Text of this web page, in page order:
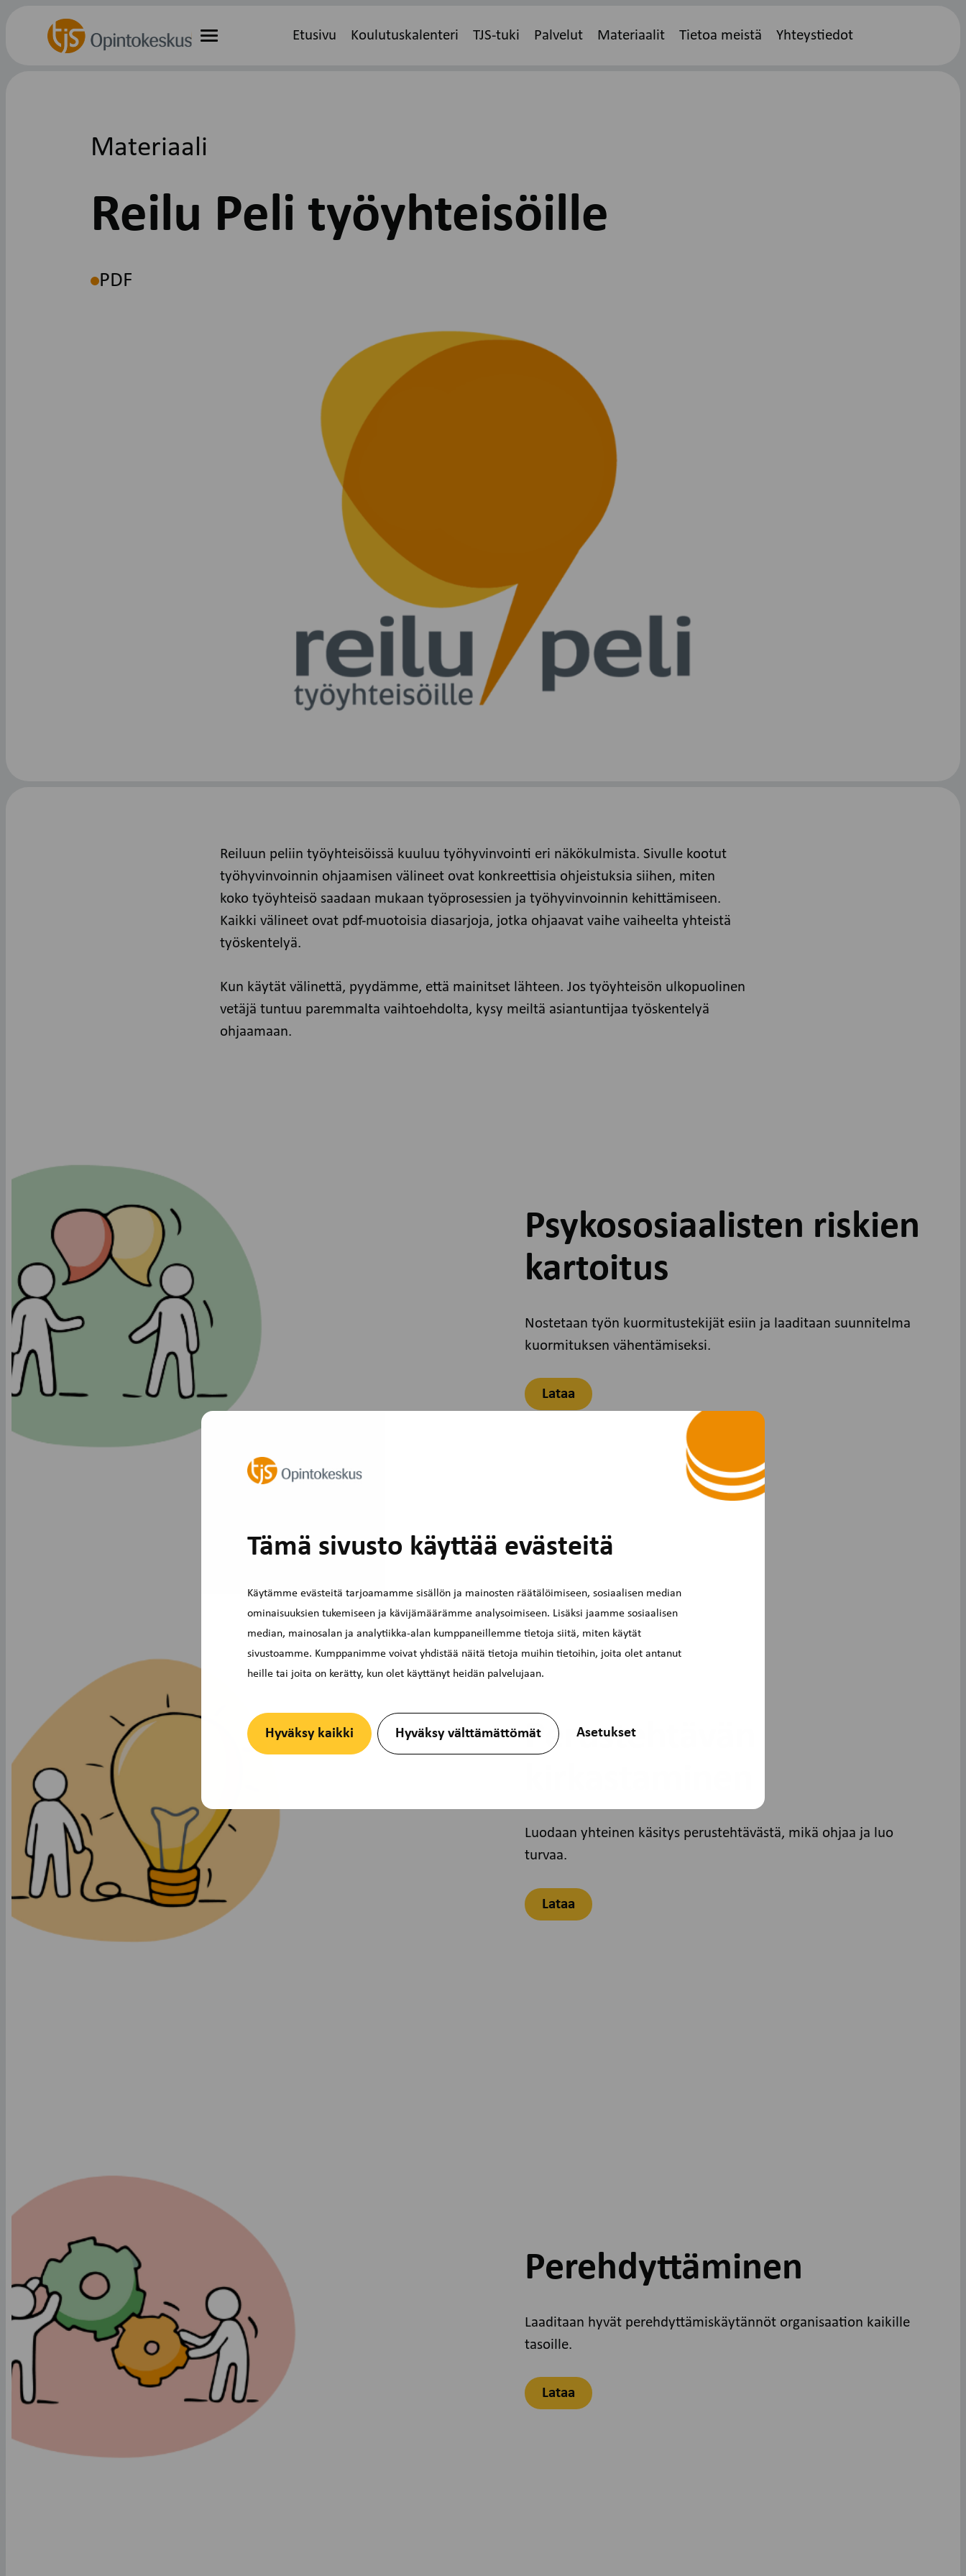
Tämä sivusto käyttää evästeitä
Käytämme evästeitä tarjoamamme sisällön ja mainosten räätälöimiseen, sosiaalisen median
ominaisuuksien tukemiseen ja kävijämäärämme analysoimiseen. Lisäksi jaamme sosiaalisen
median, mainosalan ja analytiikka-alan kumppaneillemme tietoja siitä, miten käytät
sivustoamme. Kumppanimme voivat yhdistää näitä tietoja muihin tietoihin, joita olet antanut
heille tai joita on kerätty, kun olet käyttänyt heidän palvelujaan.
Hyväksy kaikki Hyväksy välttämättömät Asetukset
sisältöönEtusivu
Valikko
Etusivu Koulutuskalenteri TJS-tuki Palvelut Materiaalit Tietoa meistä Yhteystiedot
Materiaali
Reilu Peli työyhteisöille
PDF
Reiluun peliin työyhteisöissä kuuluu työhyvinvointi eri näkökulmista. Sivulle kootut
työhyvinvoinnin ohjaamisen välineet ovat konkreettisia ohjeistuksia siihen, miten
koko työyhteisö saadaan mukaan työprosessien ja työhyvinvoinnin kehittämiseen.
Kaikki välineet ovat pdf-muotoisia diasarjoja, jotka ohjaavat vaihe vaiheelta yhteistä
työskentelyä.
Kun käytät välinettä, pyydämme, että mainitset lähteen. Jos työyhteisön ulkopuolinen
vetäjä tuntuu paremmalta vaihtoehdolta, kysy meiltä asiantuntijaa työskentelyä
ohjaamaan.
Psykososiaalisten riskien
kartoitus
Nostetaan työn kuormitustekijät esiin ja laaditaan suunnitelma
kuormituksen vähentämiseksi.
Lataa
Perustehtävän
Luodaan yhteinen käsitys perustehtävästä, mikä ohjaa ja luo
turvaa.
Lataa
Perehdyttäminen
Laaditaan hyvät perehdyttämiskäytännöt organisaation kaikille
tasoille.
Lataa